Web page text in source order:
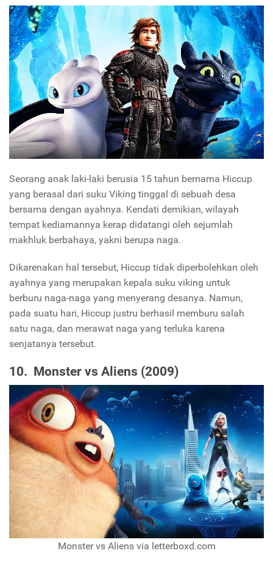
Seorang anak laki-laki berusia 15 tahun bernama Hiccup
yang berasal dari suku Viking tinggal di sebuah desa
bersama dengan ayahnya. Kendati demikian, wilayah
tempat kediamannya kerap didatangi oleh sejumlah
makhluk berbahaya, yakni berupa naga.
Dikarenakan hal tersebut, Hiccup tidak diperbolehkan oleh
ayahnya yang merupakan kepala suku viking untuk
berburu naga-naga yang menyerang desanya. Namun,
pada suatu hari, Hiccup justru berhasil memburu salah
satu naga, dan merawat naga yang terluka karena
senjatanya tersebut.
10. Monster vs Aliens (2009)
Monster vs Aliens via letterboxd.com